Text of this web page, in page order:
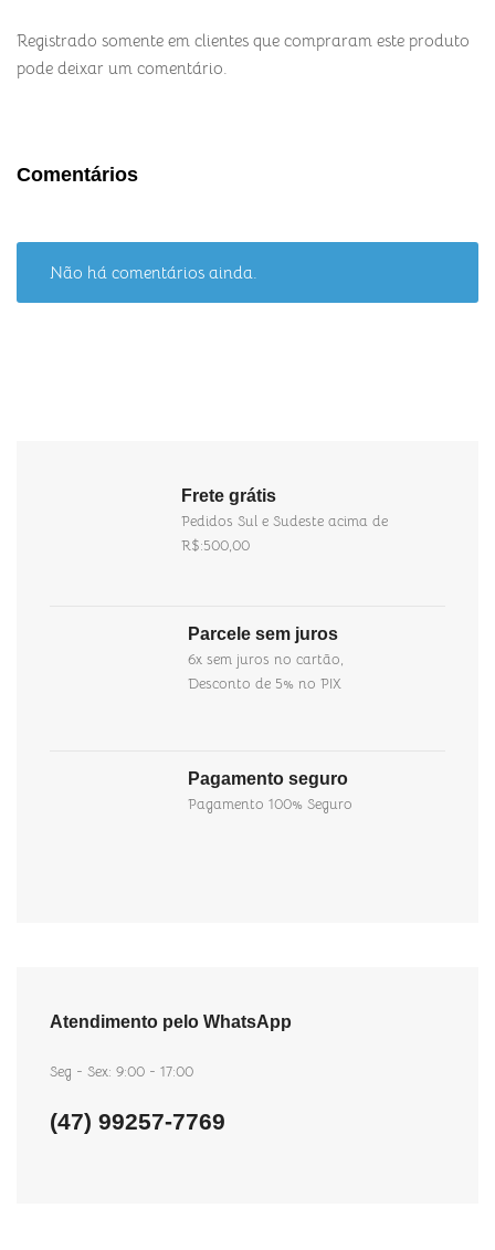
Registrado somente em clientes que compraram este produto
pode deixar um comentário.
Comentários
Não há comentários ainda.
Frete grátis
Pedidos Sul e Sudeste acima de
R$:500,00
Parcele sem juros
6x sem juros no cartão,
Desconto de 5% no PIX
Pagamento seguro
Pagamento 100% Seguro
Atendimento pelo WhatsApp
Seg - Sex: 9:00 - 17:00
(47) 99257-7769